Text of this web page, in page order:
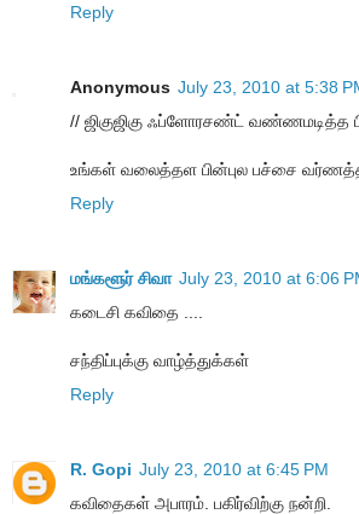
Reply
Anonymous July 23, 2010 at 5:38
// ஜிகுஜிகு ஃப்ளோரசண்ட் வண்ணமடித்த
உங்கள் வலைத்தள பின்புல பச்சை
Reply
மங்களூர் சிவா July 23, 2010 at 6:06
கடைசி கவிதை ....
சந்திப்புக்கு வாழ்த்துக்கள்
Reply
R. Gopi July 23, 2010 at 6:45 PM
கவிதைகள் அபாரம். பகிர்விற்கு நன்றி.